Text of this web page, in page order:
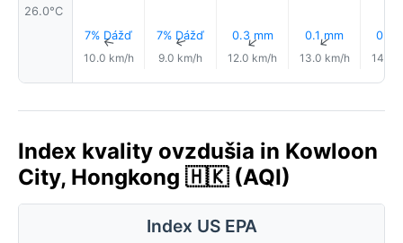
26.0°C
7% Dážď
↑
10.0 km/h
7% Dážď
↑
9.0 km/h
0.3 mm
↑
12.0 km/h
0.1 mm
↑
13.0 km/h
0.0
14.0
Index kvality ovzdušia in Kowloon
City, Hongkong 🇭🇰 (AQI)
Index US EPA